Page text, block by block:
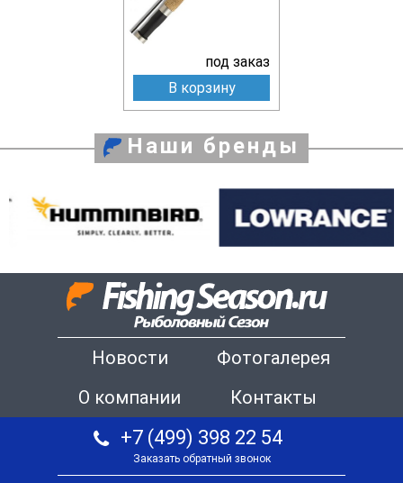
под заказ
В корзину
Наши бренды
Новости
Фотогалерея
О компании
Контакты
+7 (499) 398 22 54
Заказать обратный звонок